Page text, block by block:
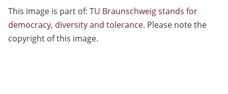
This image is part of: TU Braunschweig stands for
democracy, diversity and tolerance. Please note the
copyright of this image.